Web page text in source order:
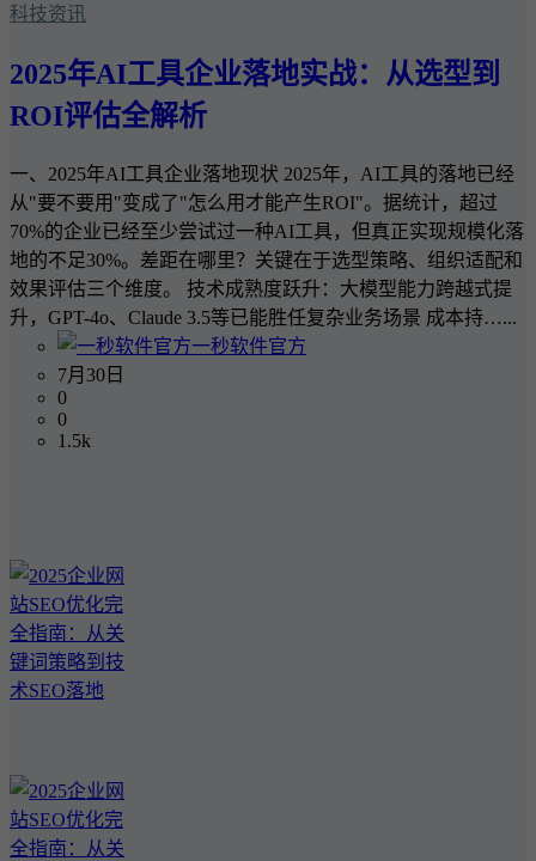
科技资讯
2025年AI工具企业落地实战：从选型到
ROI评估全解析
一、2025年AI工具企业落地现状 2025年，AI工具的落地已经
从"要不要用"变成了"怎么用才能产生ROI"。据统计，超过
70%的企业已经至少尝试过一种AI工具，但真正实现规模化落
地的不足30%。差距在哪里？关键在于选型策略、组织适配和
效果评估三个维度。 技术成熟度跃升：大模型能力跨越式提
升，GPT-4o、Claude 3.5等已能胜任复杂业务场景 成本持…...
一秒软件官方
7月30日
0
0
1.5k